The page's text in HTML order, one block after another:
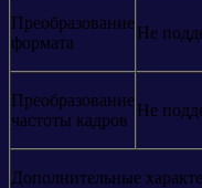
Преобразование
формата
Не
Преобразование
частоты кадров
Не
Дополнительные